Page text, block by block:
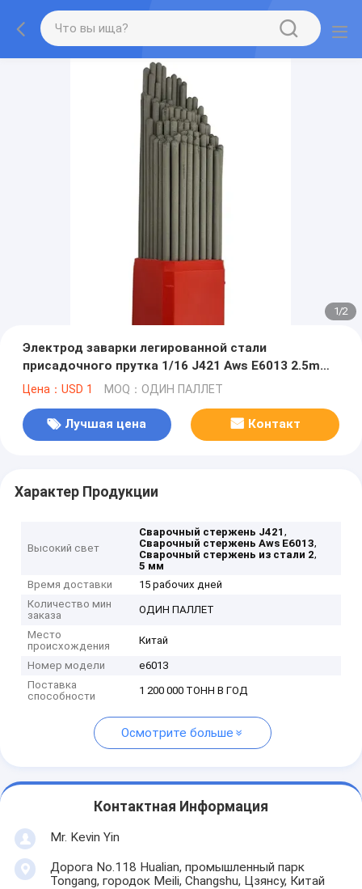
1/2
Электрод заварки легированной стали
присадочного прутка 1/16 J421 Aws E6013 2.5mm
низкий
Цена：USD 1 MOQ：ОДИН ПАЛЛЕТ
Лучшая цена Контакт
Характер Продукции
Высокий свет
Сварочный стержень J421,
Сварочный стержень Aws E6013,
Сварочный стержень из стали 2,
5 мм
Время доставки
15 рабочих дней
Количество мин
заказа
ОДИН ПАЛЛЕТ
Место
происхождения
Китай
Номер модели
e6013
Поставка
способности
1 200 000 ТОНН В ГОД
Осмотрите больше
Контактная Информация
Mr. Kevin Yin
Дорога No.118 Hualian, промышленный парк
Tongang, городок Meili, Changshu, Цзянсу, Китай